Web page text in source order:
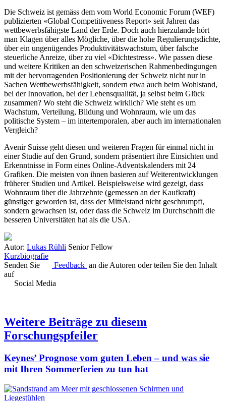
Die Schweiz ist gemäss dem vom World Economic Forum (WEF)
publizierten «Global Competitiveness Report» seit Jahren das
wettbewerbsfähigste Land der Erde. Doch auch hierzulande hört
man Klagen über alles Mögliche, über die hohe Regulierungsdichte,
über ein ungenügendes Produktivitätswachstum, über falsche
steuerliche Anreize, über zu viel «Dichtestress». Wie passen diese
und weitere Kritiken an den schweizerischen Rahmenbedingungen
mit der hervorragenden Positionierung der Schweiz nicht nur in
Sachen Wettbewerbsfähigkeit, sondern etwa auch beim Wohlstand,
bei der Innovation, bei der Lebensqualität, ja selbst beim Glück
zusammen? Wo steht die Schweiz wirklich? Wie steht es um
Wachstum, Verteilung, Bildung und Wohnraum, wie um das
politische System – im intertemporalen, aber auch im internationalen
Vergleich?
Avenir Suisse geht diesen und weiteren Fragen für einmal nicht in
einer Studie auf den Grund, sondern präsentiert ihre Einsichten und
Erkenntnisse in Form eines Online-Adventskalenders mit 24
Grafiken. Die meisten von ihnen basieren auf Weiterentwicklungen
früherer Studien und Artikel. Beispielsweise wird gezeigt, dass
Wohnraum über die Jahrzehnte (gemessen an der Kaufkraft)
günstiger geworden ist, dass der Mittelstand nicht geschrumpft,
sondern gewachsen ist, oder dass die Schweiz im Durchschnitt die
besseren Universitäten hat als die USA.
Autor: Lukas Rühli Senior Fellow
Kurzbiografie
Senden Sie
Feedback an die Autoren oder teilen Sie den Inhalt
auf
Social Media
Weitere Beiträge zu diesem
Forschungspfeiler
Keynes’ Prognose vom guten Leben – und was sie
mit Ihren Sommerferien zu tun hat